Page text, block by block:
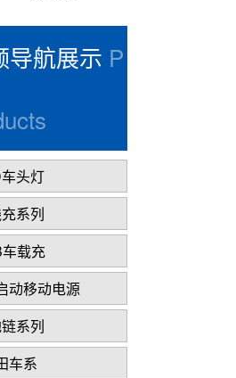
导航展示 P
头灯
系列
载充
动移动电源
系列
车系